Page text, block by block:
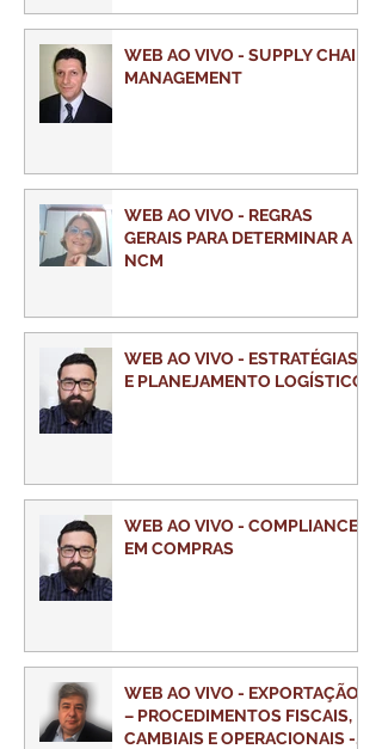
WEB AO VIVO - SUPPLY CHAIN
MANAGEMENT
WEB AO VIVO - REGRAS
GERAIS PARA DETERMINAR A
NCM
WEB AO VIVO - ESTRATÉGIAS
E PLANEJAMENTO LOGÍSTICO
WEB AO VIVO - COMPLIANCE
EM COMPRAS
WEB AO VIVO - EXPORTAÇÃO
– PROCEDIMENTOS FISCAIS,
CAMBIAIS E OPERACIONAIS -